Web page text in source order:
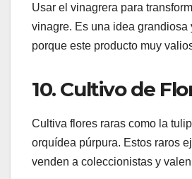
Usar el vinagrera para
vinagre. Es una idea grandiosa
porque este producto muy
10. Cultivo de
Cultiva flores raras como la
orquídea púrpura. Estos raros
venden a coleccionistas y